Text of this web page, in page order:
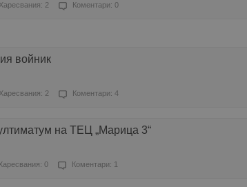
Харесвания: 2 Коментари: 0
войник
Харесвания: 2 Коментари: 4
на ТЕЦ „Марица 3“
0 Коментари: 1